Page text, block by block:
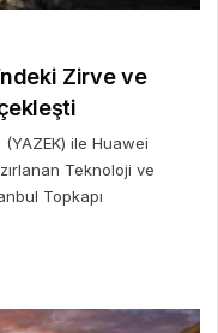
Zirve ve
ile Huawei
Teknoloji ve
Topkapı